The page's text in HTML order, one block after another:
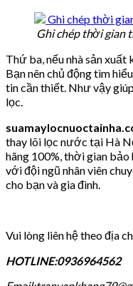
Ghi chép thời gian
Thứ ba, nếu nhà sản
Bạn nên chủ động tìm
tin cần thiết. Như vậy
lọc.
thay lõi lọc nước tại Hà
hãng 100%, thời gian bảo
với đội ngũ nhân viên
cho bạn và gia đình.
Vui lòng liên hệ theo địa
HOTLINE:0936964562